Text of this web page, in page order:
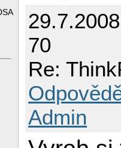
70
Re:
Admin